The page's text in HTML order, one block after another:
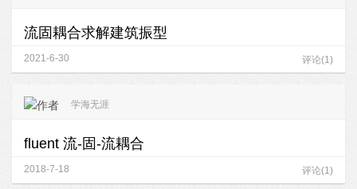
流固耦合求解建筑振型
2021-6-30 评论(1)
学海无涯
fluent 流-固-流耦合
2018-7-18 评论(1)